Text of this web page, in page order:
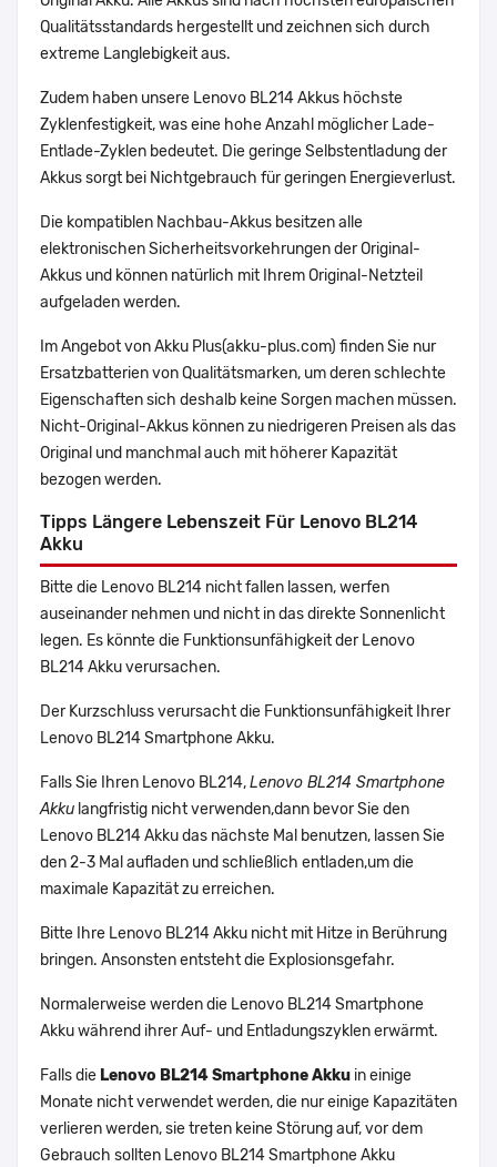
Qualitätsstandards hergestellt und zeichnen sich durch
extreme Langlebigkeit aus.
Zudem haben unsere Lenovo BL214 Akkus höchste
Zyklenfestigkeit, was eine hohe Anzahl möglicher Lade-
Entlade-Zyklen bedeutet. Die geringe Selbstentladung der
Akkus sorgt bei Nichtgebrauch für geringen Energieverlust.
Die kompatiblen Nachbau-Akkus besitzen alle
elektronischen Sicherheitsvorkehrungen der Original-
Akkus und können natürlich mit Ihrem Original-Netzteil
aufgeladen werden.
Im Angebot von Akku Plus(akku-plus.com) finden Sie nur
Ersatzbatterien von Qualitätsmarken, um deren schlechte
Eigenschaften sich deshalb keine Sorgen machen müssen.
Nicht-Original-Akkus können zu niedrigeren Preisen als das
Original und manchmal auch mit höherer Kapazität
bezogen werden.
Tipps Längere Lebenszeit Für Lenovo BL214
Akku
Bitte die Lenovo BL214 nicht fallen lassen, werfen
auseinander nehmen und nicht in das direkte Sonnenlicht
legen. Es könnte die Funktionsunfähigkeit der Lenovo
BL214 Akku verursachen.
Der Kurzschluss verursacht die Funktionsunfähigkeit Ihrer
Lenovo BL214 Smartphone Akku.
Falls Sie Ihren Lenovo BL214,Lenovo BL214 Smartphone
Akku langfristig nicht verwenden,dann bevor Sie den
Lenovo BL214 Akku das nächste Mal benutzen, lassen Sie
den 2-3 Mal aufladen und schließlich entladen,um die
maximale Kapazität zu erreichen.
Bitte Ihre Lenovo BL214 Akku nicht mit Hitze in Berührung
bringen. Ansonsten entsteht die Explosionsgefahr.
Normalerweise werden die Lenovo BL214 Smartphone
Akku während ihrer Auf- und Entladungszyklen erwärmt.
Falls die Lenovo BL214 Smartphone Akku in einige
Monate nicht verwendet werden, die nur einige Kapazitäten
verlieren werden, sie treten keine Störung auf, vor dem
Gebrauch sollten Lenovo BL214 Smartphone Akku